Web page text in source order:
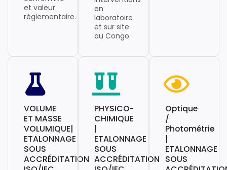
et valeur
réglementaire.
en
laboratoire
et sur site
au Congo.
VOLUME
ET MASSE
VOLUMIQUE|
ETALONNAGE
SOUS
ACCRÉDITATION
PHYSICO-
CHIMIQUE
ETALONNAGE
SOUS
ACCRÉDITATION
Optique
/
Photométrie
ETALONNAGE
SOUS